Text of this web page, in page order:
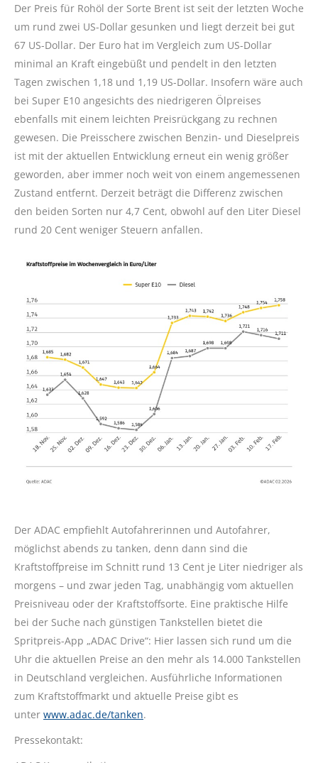
Der Preis für Rohöl der Sorte Brent ist seit der letzten Woche
um rund zwei US-Dollar gesunken und liegt derzeit bei gut
67 US-Dollar. Der Euro hat im Vergleich zum US-Dollar
minimal an Kraft eingebüßt und pendelt in den letzten
Tagen zwischen 1,18 und 1,19 US-Dollar. Insofern wäre auch
bei Super E10 angesichts des niedrigeren Ölpreises
ebenfalls mit einem leichten Preisrückgang zu rechnen
gewesen. Die Preisschere zwischen Benzin- und Dieselpreis
ist mit der aktuellen Entwicklung erneut ein wenig größer
geworden, aber immer noch weit von einem angemessenen
Zustand entfernt. Derzeit beträgt die Differenz zwischen
den beiden Sorten nur 4,7 Cent, obwohl auf den Liter Diesel
rund 20 Cent weniger Steuern anfallen.
Der ADAC empfiehlt Autofahrerinnen und Autofahrer,
möglichst abends zu tanken, denn dann sind die
Kraftstoffpreise im Schnitt rund 13 Cent je Liter niedriger als
morgens – und zwar jeden Tag, unabhängig vom aktuellen
Preisniveau oder der Kraftstoffsorte. Eine praktische Hilfe
bei der Suche nach günstigen Tankstellen bietet die
Spritpreis-App „ADAC Drive“: Hier lassen sich rund um die
Uhr die aktuellen Preise an den mehr als 14.000 Tankstellen
in Deutschland vergleichen. Ausführliche Informationen
zum Kraftstoffmarkt und aktuelle Preise gibt es
unter www.adac.de/tanken.
Pressekontakt: